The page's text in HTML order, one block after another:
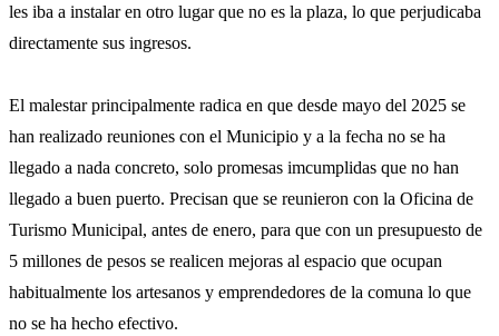
les iba a instalar en otro lugar que no es la plaza, lo que perjudicaba
directamente sus ingresos.
El malestar principalmente radica en que desde mayo del 2025 se
han realizado reuniones con el Municipio y a la fecha no se ha
llegado a nada concreto, solo promesas imcumplidas que no han
llegado a buen puerto. Precisan que se reunieron con la Oficina de
Turismo Municipal, antes de enero, para que con un presupuesto de
5 millones de pesos se realicen mejoras al espacio que ocupan
habitualmente los artesanos y emprendedores de la comuna lo que
no se ha hecho efectivo.